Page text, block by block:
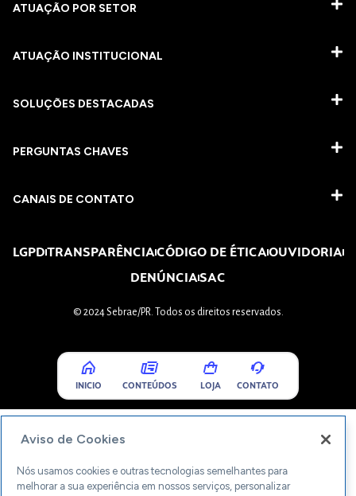
ATUAÇÃO POR SETOR
ATUAÇÃO INSTITUCIONAL
SOLUÇÕES DESTACADAS
PERGUNTAS CHAVES​
CANAIS DE CONTATO
LGPDTRANSPARÊNCIACÓDIGO DE ÉTICAOUVIDORIA
DENÚNCIASAC
© 2024 Sebrae/PR. Todos os direitos reservados.
INICIO CONTEÚDOS LOJA CONTATO
Aviso de Cookies
Nós usamos cookies e outras tecnologias semelhantes para
melhorar a sua experiência em nossos serviços, personalizar